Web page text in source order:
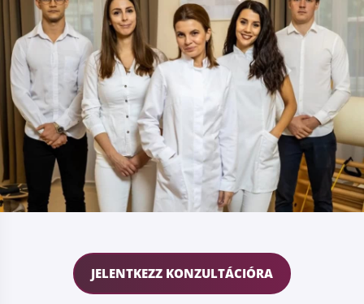
JELENTKEZZ KONZULTÁCIÓRA